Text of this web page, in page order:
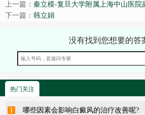
上一篇： 秦立模-复旦大学附属上海中山医院
下一篇： 韩立娟
没有找到您想要的答
热门关注
1 哪些因素会影响白癜风的治疗改善呢?